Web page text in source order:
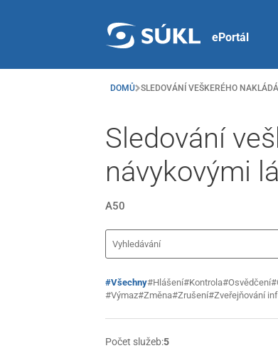
ePortál
DOMŮ SLEDOVÁNÍ VEŠKERÉHO
Sledování
návykovými
A50
#Všechny#Hlášení#Kontrola#Osvědčení
#Výmaz#Změna#Zrušení#Zveřejňování
Počet služeb:5